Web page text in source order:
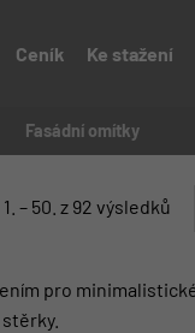
Ceník Ke stažení
Fasádní omítky
– 50. z 92 výsledků
pro